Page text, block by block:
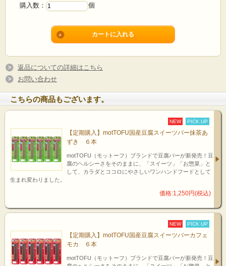
購入数： 個
返品についての詳細はこちら
お問い合わせ
こちらの商品もございます。
NEW PICK UP
【定期購入】motTOFU国産豆腐スイーツバー抹茶あ
ずき ６本
motTOFU（モットーフ）ブランドで豆腐バーが新発売！豆
腐のヘルシーさをそのままに、「スイーツ」「お惣菜」と
して、カラダとココロにやさしいワンハンドフードとして
生まれ変わりました。
価格:1,250円(税込)
NEW PICK UP
【定期購入】motTOFU国産豆腐スイーツバーカフェ
モカ ６本
motTOFU（モットーフ）ブランドで豆腐バーが新発売！豆